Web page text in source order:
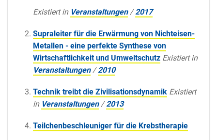
Existiert in Veranstaltungen /2017
Supraleiter für die Erwärmung von Nichteisen-
Metallen - eine perfekte Synthese von
Wirtschaftlichkeit und Umweltschutz Existiert in
Veranstaltungen /2010
Technik treibt die Zivilisationsdynamik Existiert
in Veranstaltungen /2013
Teilchenbeschleuniger für die Krebstherapie